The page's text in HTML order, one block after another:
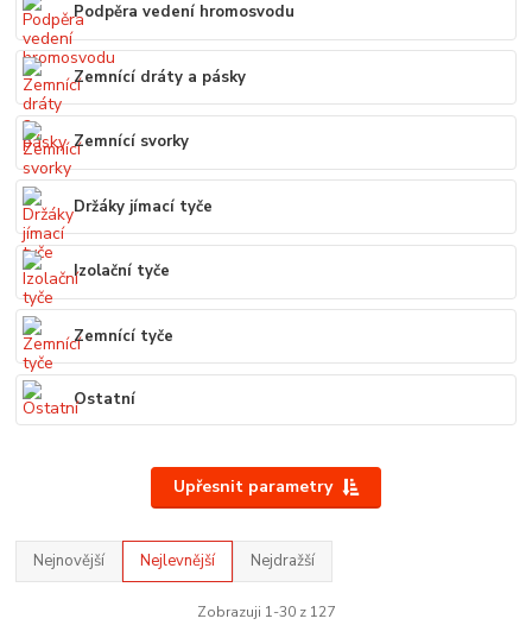
Podpěra vedení hromosvodu
Zemnící dráty a pásky
Zemnící svorky
Držáky jímací tyče
Izolační tyče
Zemnící tyče
Ostatní
Upřesnit parametry
Nejnovější Nejlevnější Nejdražší
Zobrazuji 1-30 z 127